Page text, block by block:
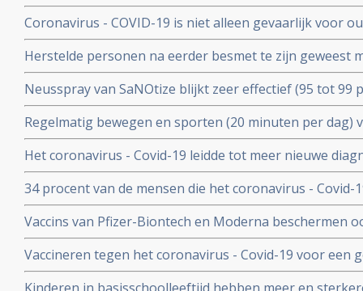
- Covid-19. Blijkt uit groot Engels bevolkingsonderzoek
Coronavirus - COVID-19 is niet alleen gevaarlijk voor
volwassenen van middelbare leeftijd blijkt uit grote
Herstelde personen na eerder besmet te zijn geweest
waren niet besmettelijk voor anderen blijkt uit
professionele basketballers en personeel.
Neusspray van SaNOtize blijkt zeer effectief (95 tot 99
met het coronavirus - Covid-19 zowel bij lichte als
Regelmatig bewegen en sporten (20 minuten per
en leidt tot minder ziekenhuisopnames en sterfte door
Het coronavirus - Covid-19 leidde tot meer nieuwe
uitzaaiingen dan gebruikelijk. Ook werden
uitgesteld en onderbroken
34 procent van de mensen die het coronavirus -
problemen en werd een neurologische of
Vaccins van Pfizer-Biontech en Moderna beschermen
coronavirus aan anderen. Wie is gevaccineerd blijkt
anderen over te dragen
Vaccineren tegen het coronavirus - Covid-19 voor een
patienten en kan duizenden sterfgevallen